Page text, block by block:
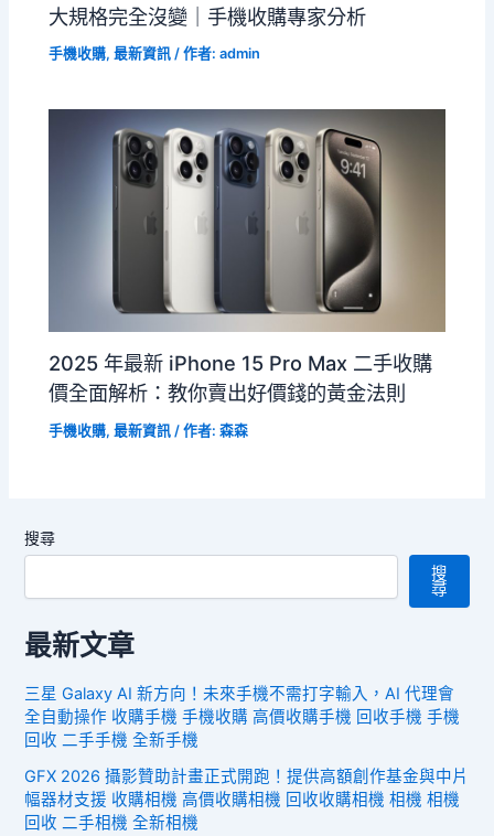
大規格完全沒變｜手機收購專家分析
手機收購,最新資訊 / 作者:admin
2025 年最新 iPhone 15 Pro Max 二手收購
價全面解析：教你賣出好價錢的黃金法則
手機收購,最新資訊 / 作者:森森
搜尋
搜
尋
最新文章
三星 Galaxy AI 新方向！未來手機不需打字輸入，AI 代理會
全自動操作 收購手機 手機收購 高價收購手機 回收手機 手機
回收 二手手機 全新手機
GFX 2026 攝影贊助計畫正式開跑！提供高額創作基金與中片
幅器材支援 收購相機 高價收購相機 回收收購相機 相機 相機
回收 二手相機 全新相機